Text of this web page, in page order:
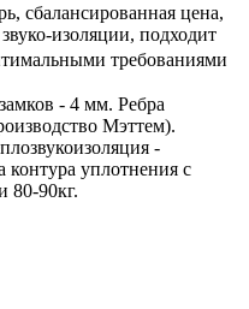
сбалансированная цена,
изоляции, подходит
требованиями
- 4 мм. Ребра
Мэттем).
-
контура уплотнения с
80-90кг.